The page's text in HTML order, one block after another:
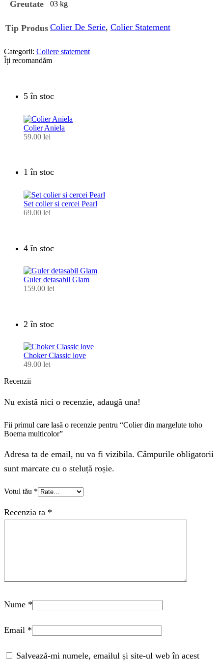
Greutate 03 kg
Tip Produs Colier De Serie, Colier Statement
Categorii: Coliere statement
Îți recomandăm
5 în stoc
Colier Aniela
59.00 lei
1 în stoc
Set colier si cercei Pearl
69.00 lei
4 în stoc
Guler detasabil Glam
159.00 lei
2 în stoc
Choker Classic love
49.00 lei
Recenzii
Nu există nici o recenzie, adaugă una!
Fii primul care lasă o recenzie pentru “Colier din margelute toho
Boema multicolor”
Adresa ta de email, nu va fi vizibila. Câmpurile obligatorii
sunt marcate cu o steluță roșie.
Votul tău *
Recenzia ta *
Nume *
Email *
Salvează-mi numele, emailul și site-ul web în acest